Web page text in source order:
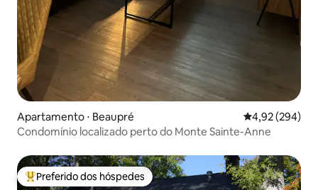
Apartamento ⋅ Beaupré 4,92 de uma
4,92 (294)
Condomínio localizado perto do Monte Sainte-Anne
Entre os melhores preferidos dos hóspedes
Preferido dos hóspedes